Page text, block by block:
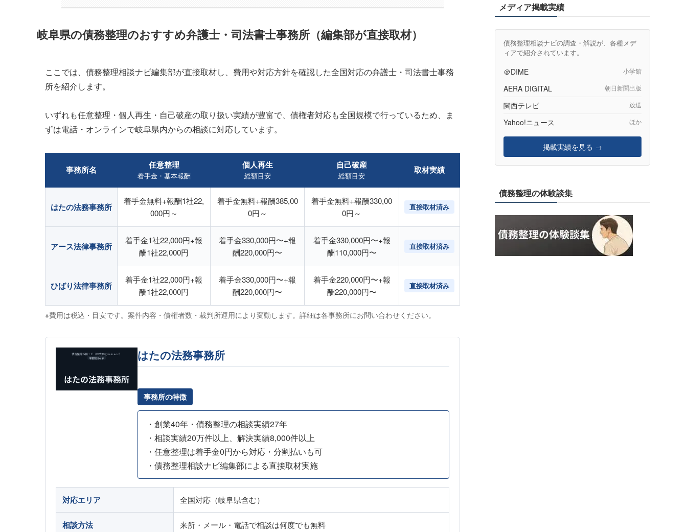
岐阜県の債務整理のおすすめ弁護士・司法書士事務所（編集部が直接取材）
ここでは、債務整理相談ナビ編集部が直接取材し、費用や対応方針を確認した全国対応の弁護士・司法書士事務
所を紹介します。
いずれも任意整理・個人再生・自己破産の取り扱い実績が豊富で、債権者対応も全国規模で行っているため、ま
ずは電話・オンラインで岐阜県内からの相談に対応しています。
事務所名 任意整理
着手金・基本報酬
個人再生
総額目安
自己破産
総額目安
取材実績
はたの法務事務所
着手金無料+報酬1社22,
000円～
着手金無料+報酬385,00
0円～
着手金無料+報酬330,00
0円～
直接取材済み
アース法律事務所
着手金1社22,000円+報
酬1社22,000円
着手金330,000円〜+報
酬220,000円〜
着手金330,000円〜+報
酬110,000円〜
直接取材済み
ひばり法律事務所
着手金1社22,000円+報
酬1社22,000円
着手金330,000円〜+報
酬220,000円〜
着手金220,000円〜+報
酬220,000円〜
直接取材済み
※費用は税込・目安です。案件内容・債権者数・裁判所運用により変動します。詳細は各事務所にお問い合わせください。
はたの法務事務所
事務所の特徴
・創業40年・債務整理の相談実績27年
・相談実績20万件以上、解決実績8,000件以上
・任意整理は着手金0円から対応・分割払いも可
・債務整理相談ナビ編集部による直接取材実施
対応エリア 全国対応（岐阜県含む）
相談方法 来所・メール・電話で相談は何度でも無料
メディア掲載実績
債務整理相談ナビの調査・解説が、各種メデ
ィアで紹介されています。
＠DIME 小学館
AERA DIGITAL 朝日新聞出版
関西テレビ 放送
Yahoo!ニュース ほか
掲載実績を見る →
債務整理の体験談集